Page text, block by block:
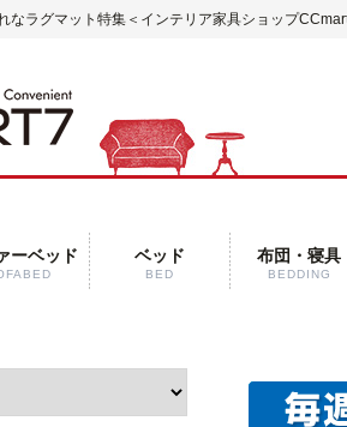
なラグマット特集＜インテリア家具ショップ
ーベッド ベッド
BED
布団・寝具
BEDDING